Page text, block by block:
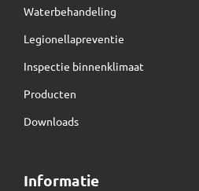
Waterbehandeling
Legionellapreventie
Inspectie binnenklimaat
Producten
Downloads
Informatie